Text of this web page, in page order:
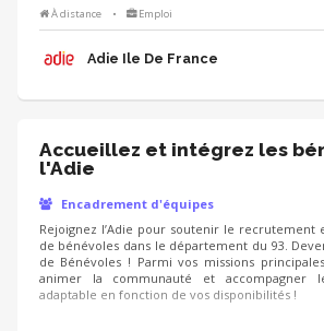
À distance • Emploi
Adie Ile De France
Accueillez et intégrez les
l'Adie
Encadrement d'équipes
Rejoignez l’Adie pour soutenir le recrutement
de bénévoles dans le département du 93.
de Bénévoles ! Parmi vos missions
animer la communauté et accompagner
adaptable en fonction de vos disponibilités !